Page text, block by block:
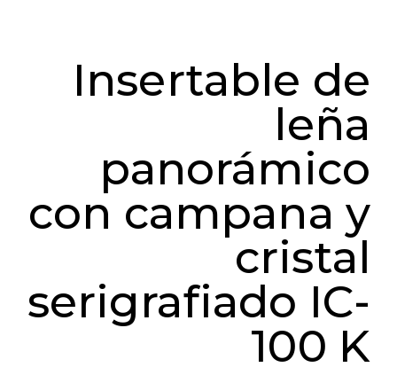
Insertable de
leña
panorámico
con campana y
cristal
serigrafiado IC-
100 K